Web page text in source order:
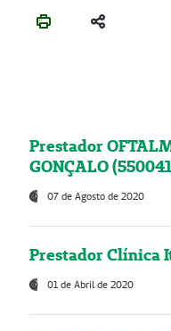
Prestador
GONÇALO
07 de Agosto de 2020
Prestador Clínica
01 de Abril de 2020